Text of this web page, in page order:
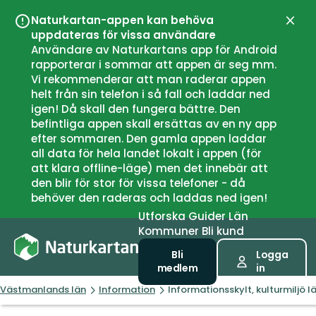
Naturkartan-appen kan behöva
uppdateras för vissa användare
Användare av Naturkartans app för Android
rapporterar i sommar att appen är seg mm.
Vi rekommenderar att man raderar appen
helt från sin telefon i så fall och laddar ned
igen! Då skall den fungera bättre. Den
befintliga appen skall ersättas av en ny app
efter sommaren. Den gamla appen laddar
all data för hela landet lokalt i appen (för
att klara offline-läge) men det innebär att
den blir för stor för vissa telefoner - då
behöver den raderas och laddas ned igen!
UtforskaGuiderLän
Kommuner Bli kund
Bli
medlem
Logga
in
Västmanlands län Information Informationsskylt, kulturmiljö